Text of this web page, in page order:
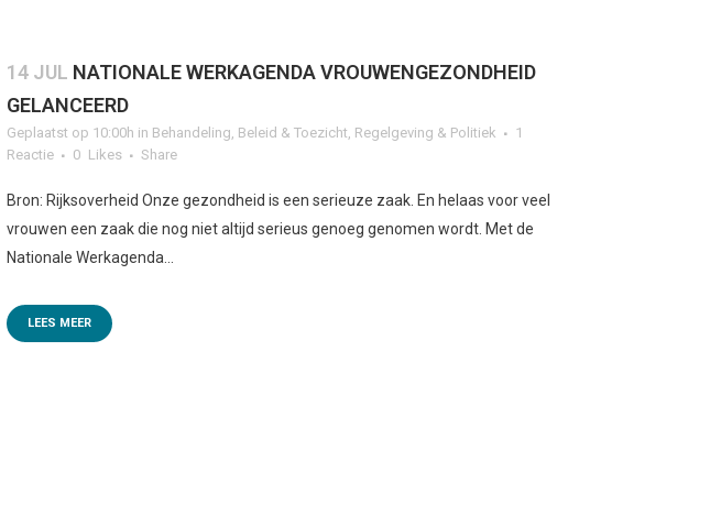
14 JUL NATIONALE WERKAGENDA VROUWENGEZONDHEID
GELANCEERD
Geplaatst op 10:00h in Behandeling, Beleid & Toezicht, Regelgeving & Politiek
1
Reactie
0 Likes Share
Bron: Rijksoverheid Onze gezondheid is een serieuze zaak. En helaas voor veel
vrouwen een zaak die nog niet altijd serieus genoeg genomen wordt. Met de
Nationale Werkagenda...
LEES MEER